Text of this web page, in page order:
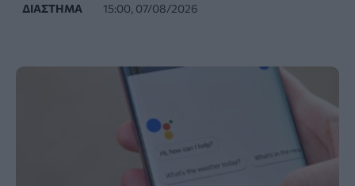
ΔΙΆΣΤΗΜΑ 15:00, 07/08/2026